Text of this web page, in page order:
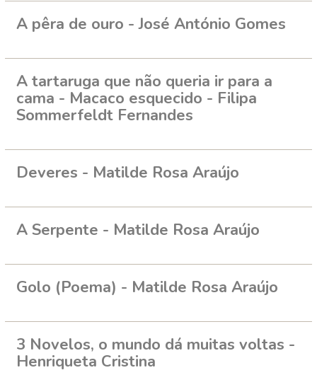
A pêra de ouro - José António Gomes
A tartaruga que não queria ir para a
cama - Macaco esquecido - Filipa
Sommerfeldt Fernandes
Deveres - Matilde Rosa Araújo
A Serpente - Matilde Rosa Araújo
Golo (Poema) - Matilde Rosa Araújo
3 Novelos, o mundo dá muitas voltas -
Henriqueta Cristina